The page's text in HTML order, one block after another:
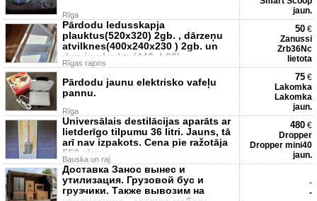
Rīga
jaun.
Pārdodu ledusskapja
plauktus(520x320) 2gb. , dārzeņu
atvilknes(400x240x230 ) 2gb. un
durvju plauktu(440, h90).
Rīgas rajons
50 €
Zanussi
Zrb36Nc
lietota
Pārdodu jaunu elektrisko vafeļu
pannu.
Rīga
75 €
Lakomka
Lakomka
jaun.
Universālais destilācijas aparāts ar
lietderīgo tilpumu 36 litri. Jauns, tā
arī nav izpakots. Cena pie ražotāja
550 eiro
Bauska un raj.
480 €
Dropper
Dropper mini40
jaun.
Доставка Занос вынес и
утилизация. Грузовой бус и
грузчики. Также вывозим на
-
-